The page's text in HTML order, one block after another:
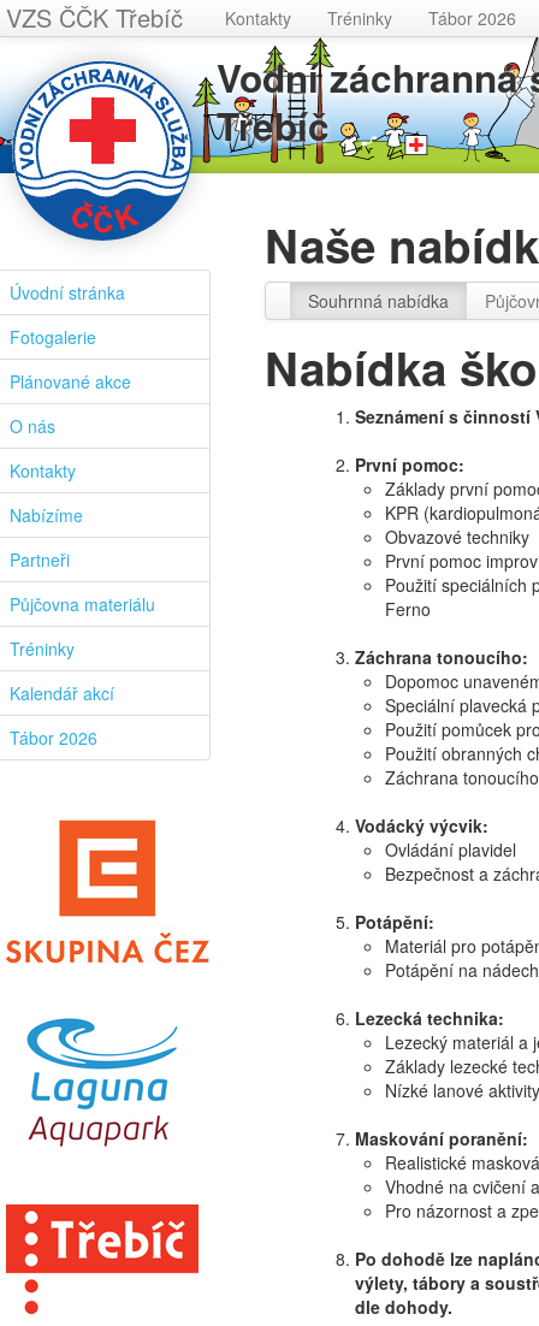
VZS ČČK Třebíč Kontakty Tréninky Tábor 2026
Vodní záchranná
Třebíč
Úvodní stránka
Fotogalerie
Plánované akce
O nás
Kontakty
Nabízíme
Partneři
Půjčovna materiálu
Tréninky
Kalendář akcí
Tábor 2026
Naše
Souhrnná nabídka
Nabídka
Seznámení s činností
První pomoc:
Základy první
KPR
Obvazové techniky
První pomoc
Použití speciálních
Ferno
Záchrana tonoucího:
Dopomoc
Speciální plavecká
Použití pomůcek
Použití obranných
Záchrana
Vodácký výcvik:
Ovládání plavidel
Bezpečnost a
Potápění:
Materiál pro
Potápění na nádech
Lezecká technika:
Lezecký materiál a
Základy lezecké
Nízké lanové aktivity
Maskování poranění:
Realistické
Vhodné na cvičení
Pro názornost a
Po dohodě lze
výlety, tábory a
dle dohody.